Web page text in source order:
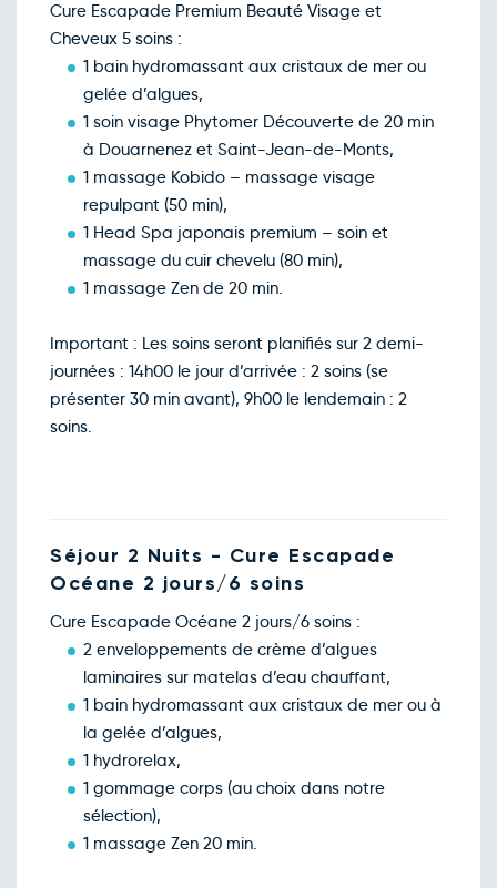
Cure Escapade Premium Beauté Visage et
Cheveux 5 soins :
1 bain hydromassant aux cristaux de mer ou
gelée d’algues,
1 soin visage Phytomer Découverte de 20 min
à Douarnenez et Saint-Jean-de-Monts,
1 massage Kobido – massage visage
repulpant (50 min),
1 Head Spa japonais premium – soin et
massage du cuir chevelu (80 min),
1 massage Zen de 20 min.
Important : Les soins seront planifiés sur 2 demi-
journées : 14h00 le jour d’arrivée : 2 soins (se
présenter 30 min avant), 9h00 le lendemain : 2
soins.
Séjour 2 Nuits - Cure Escapade
Océane 2 jours/6 soins
Cure Escapade Océane 2 jours/6 soins :
2 enveloppements de crème d’algues
laminaires sur matelas d’eau chauffant,
1 bain hydromassant aux cristaux de mer ou à
la gelée d’algues,
1 hydrorelax,
1 gommage corps (au choix dans notre
sélection),
1 massage Zen 20 min.